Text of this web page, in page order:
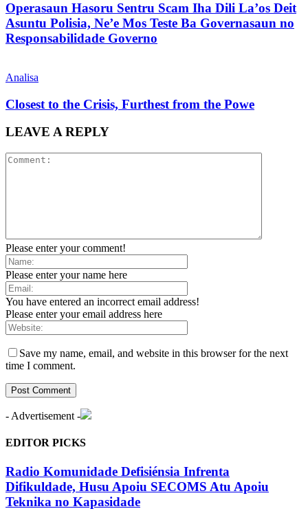
Operasaun Hasoru Sentru Scam Iha Dili La’os Deit
Asuntu Polisia, Ne’e Mos Teste Ba Governasaun no
Responsabilidade Governo
Analisa
Closest to the Crisis, Furthest from the Powe
LEAVE A REPLY
Please enter your comment!
Please enter your name here
You have entered an incorrect email address!
Please enter your email address here
Save my name, email, and website in this browser for the next
time I comment.
- Advertisement -
EDITOR PICKS
Radio Komunidade Defisiénsia Infrenta
Difikuldade, Husu Apoiu SECOMS Atu Apoiu
Teknika no Kapasidade